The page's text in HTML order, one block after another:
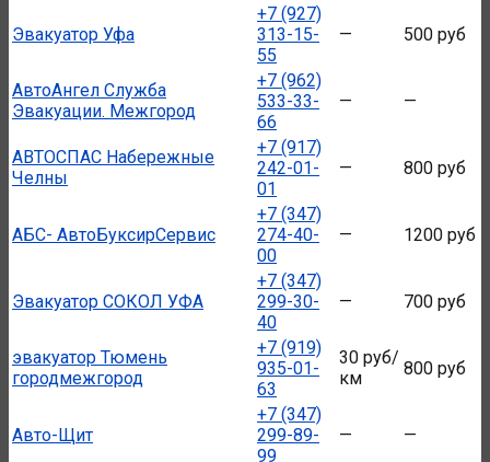
Эвакуатор Уфа
+7 (927)
313-15-
55
— 500 руб
АвтоАнгел Служба
Эвакуации. Межгород
+7 (962)
533-33-
66
— —
АВТОСПАС Набережные
Челны
+7 (917)
242-01-
01
— 800 руб
АБС- АвтоБуксирСервис
+7 (347)
274-40-
00
— 1200 руб
Эвакуатор СОКОЛ УФА
+7 (347)
299-30-
40
— 700 руб
эвакуатор Тюмень
городмежгород
+7 (919)
935-01-
63
30 руб/
км
800 руб
Авто-Щит
+7 (347)
299-89-
99
— —